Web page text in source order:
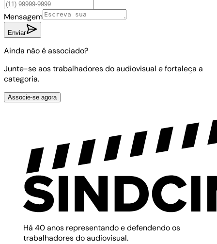
Mensagem
Enviar
Ainda não é associado?
Junte-se aos trabalhadores do audiovisual e fortaleça a
categoria.
Associe-se agora
Há 40 anos representando e defendendo os
trabalhadores do audiovisual.